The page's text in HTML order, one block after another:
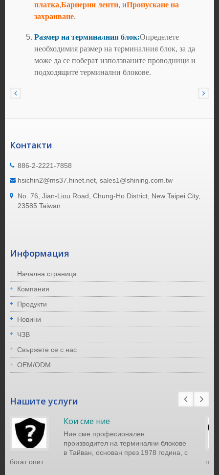
платка,Бариерни ленти, иПропускане на
захранване.
Размер на терминалния блок:Определете
необходимия размер на терминалния блок, за да
може да се поберат използваните проводници и
подходящите терминални блокове.
Контакти
886-2-2221-7858
hsichin2@ms37.hinet.net, sales1@shining.com.tw
No. 76, Jian-Liou Road, Chung-Ho District, New Taipei City,
23585 Taiwan
Информация
Начална страница
Компания
Продукти
Новини
ЧЗВ
Свържете се с нас
OEM/ODM
Нашите услуги
Кои сме ние
Ние сме професионален
производител на терминални блокове
в Тайван, основан през 1978 година, с
богат опит.